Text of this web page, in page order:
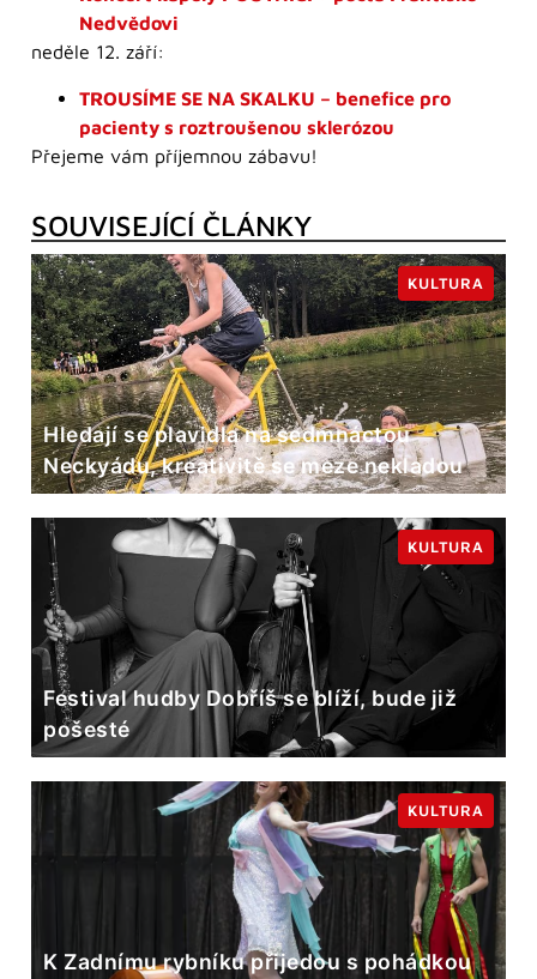
Nedvědovi
neděle 12. září:
TROUSÍME SE NA SKALKU – benefice pro
pacienty s roztroušenou sklerózou
Přejeme vám příjemnou zábavu!
SOUVISEJÍCÍ ČLÁNKY
Hledají se plavidla na sedmnáctou
Neckyádu, kreativitě se meze nekladou
KULTURA
Festival hudby Dobříš se blíží, bude již
pošesté
KULTURA
K Zadnímu rybníku přijedou s pohádkou
KULTURA